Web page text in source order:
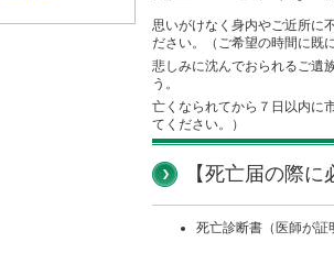
思いがけなく身内やご近所に
ださい。（ご希望の時間に既
悲しみに沈んでおられるご遺
う。
亡くなられてから７日以内に
てください。）
【死亡届の際に
死亡診断書（医師が証